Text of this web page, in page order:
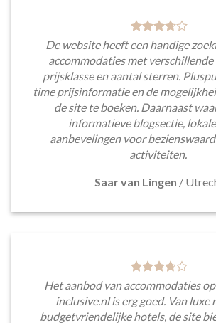
De website heeft een handige
accommodaties met
prijsklasse en aantal sterren.
time prijsinformatie en de
de site te boeken. Daarnaast
informatieve blogsectie,
aanbevelingen voor
activiteiten.
Saar van Lingen /
Het aanbod van accommodaties
inclusive.nl is erg goed. Van luxe
budgetvriendelijke hotels, de site